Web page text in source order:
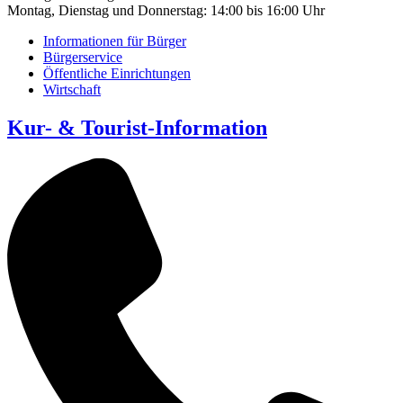
Montag, Dienstag und Donnerstag: 14:00 bis 16:00 Uhr
Informationen für Bürger
Bürgerservice
Öffentliche Einrichtungen
Wirtschaft
Kur- & Tourist-Information